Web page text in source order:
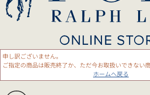
申し訳ございません。
ご指定の商品は販売終了か、ただ今お取扱いできない商
ホームへ戻る